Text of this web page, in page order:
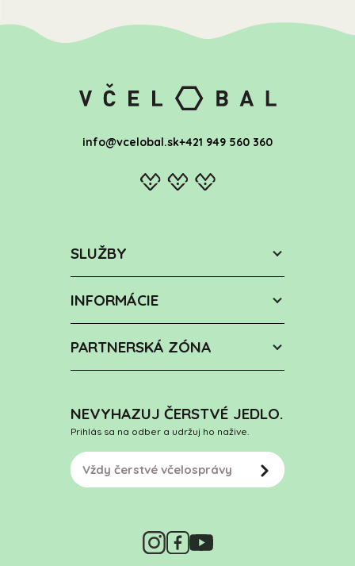
info@vcelobal.sk+421 949 560 360
SLUŽBY
INFORMÁCIE
PARTNERSKÁ ZÓNA
NEVYHAZUJ ČERSTVÉ JEDLO.
Prihlás sa na odber a udržuj ho nažive.